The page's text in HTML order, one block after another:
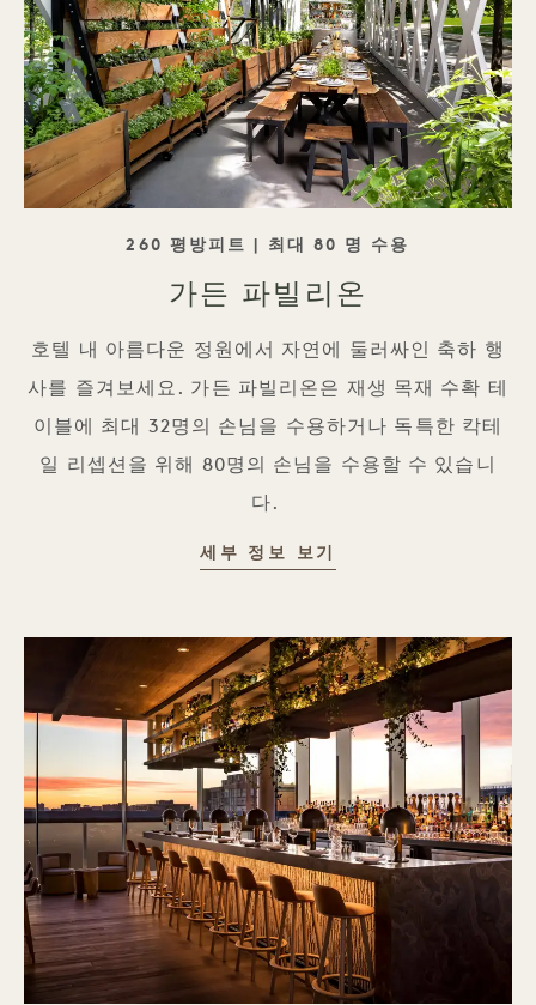
태그라인
260 평방피트 | 최대 80 명 수용
가든 파빌리온
호텔 내 아름다운 정원에서 자연에 둘러싸인 축하 행
사를 즐겨보세요. 가든 파빌리온은 재생 목재 수확 테
이블에 최대 32명의 손님을 수용하거나 독특한 칵테
일 리셉션을 위해 80명의 손님을 수용할 수 있습니
다.
세부 정보 보기